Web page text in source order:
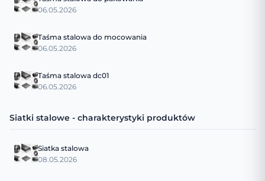
06.05.2026
Taśma stalowa do mocowania
06.05.2026
Taśma stalowa dc01
06.05.2026
Siatki stalowe - charakterystyki produktów
Siatka stalowa
08.05.2026